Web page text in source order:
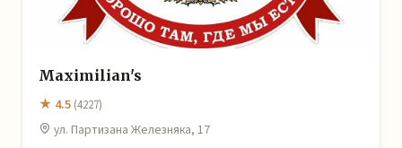
Maximilian's
★ 4.5 (4227)
ул. Партизана Железняка, 17